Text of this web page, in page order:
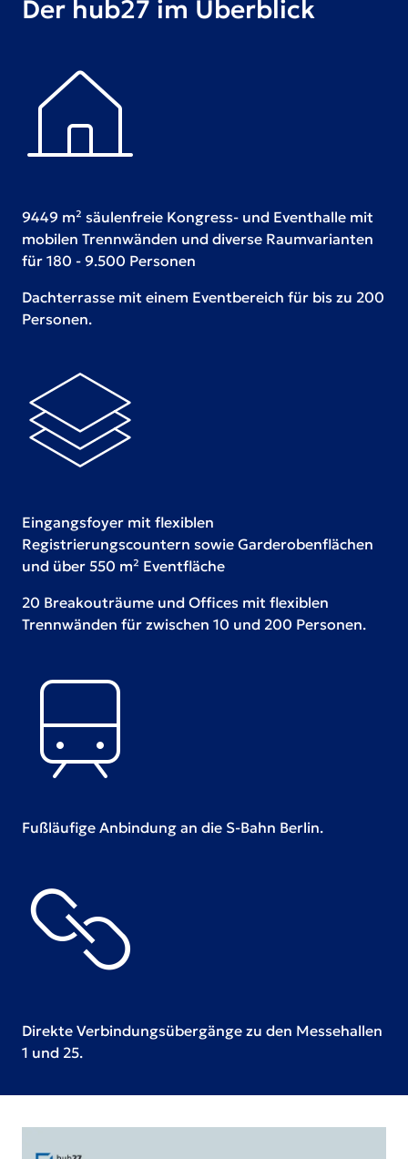
Der hub27 im Überblick
9449 m² säulenfreie Kongress- und Eventhalle mit
mobilen Trennwänden und diverse Raumvarianten
für 180 - 9.500 Personen
Dachterrasse mit einem Eventbereich für bis zu 200
Personen.
Eingangsfoyer mit flexiblen
Registrierungscountern sowie Garderobenflächen
und über 550 m² Eventfläche
20 Breakouträume und Offices mit flexiblen
Trennwänden für zwischen 10 und 200 Personen.
Fußläufige Anbindung an die S-Bahn Berlin.
Direkte Verbindungsübergänge zu den Messehallen
1 und 25.